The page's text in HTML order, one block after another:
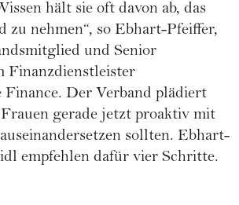
hält sie oft davon ab, das
zu nehmen“, so Ebhart-Pfeiffer,
und Senior
Finanzdienstleister
Der Verband plädiert
gerade jetzt proaktiv mit
sollten. Ebhart-
empfehlen dafür vier Schritte.